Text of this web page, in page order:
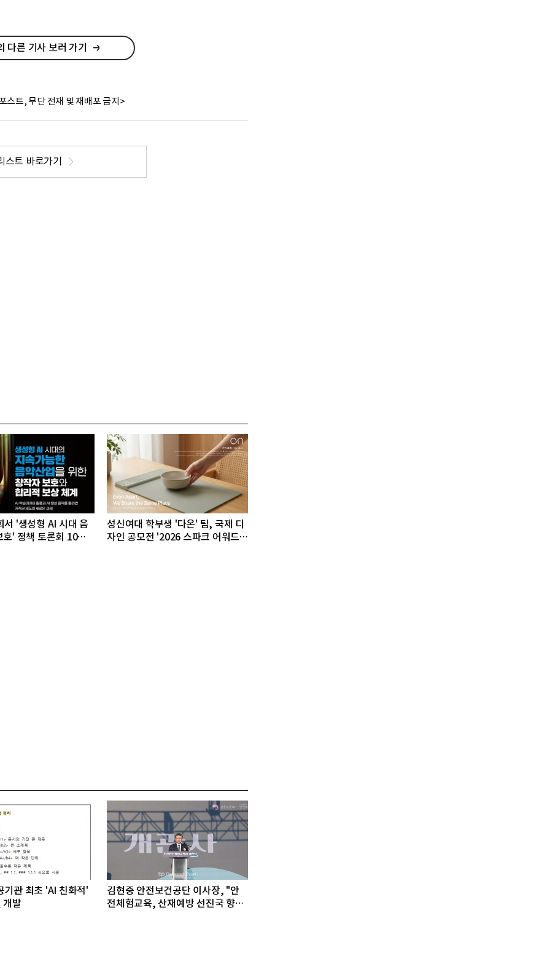
다른 기사 보러 가기
스트, 무단 전재 및 재배포 금지>
스트 바로가기
서 '생성형 AI 시대 음
호' 정책 토론회 10일
성신여대 학부생 '다온' 팀, 국제 디
자인 공모전 '2026 스파크 어워드'
기관 최초 'AI 친화적'
개발
김현중 안전보건공단 이사장, "안
전체험교육, 산재예방 선진국 향한